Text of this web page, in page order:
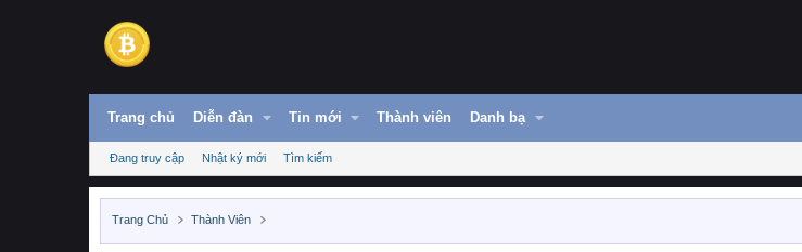
Trang chủ Diễn đàn Tin mới Thành viên Danh bạ
Đang truy cập Nhật ký mới Tìm kiếm
Trang Chủ Thành Viên